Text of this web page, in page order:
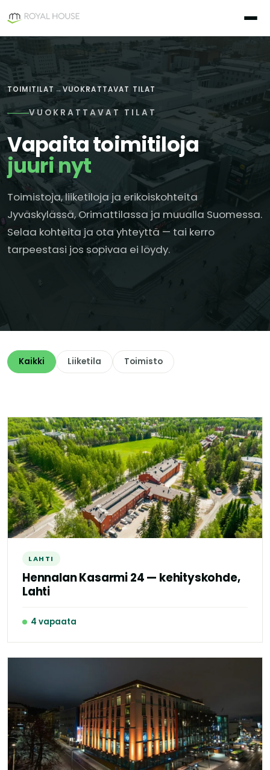
sisältöön
TOIMITILAT →VUOKRATTAVAT TILAT
VUOKRATTAVAT TILAT
Vapaita toimitiloja
juuri nyt
Toimistoja, liiketiloja ja erikoiskohteita
Jyväskylässä, Orimattilassa ja muualla Suomessa.
Selaa kohteita ja ota yhteyttä — tai kerro
tarpeestasi jos sopivaa ei löydy.
Kaikki Liiketila Toimisto
LAHTI
Hennalan Kasarmi 24 — kehityskohde,
Lahti
4 vapaata